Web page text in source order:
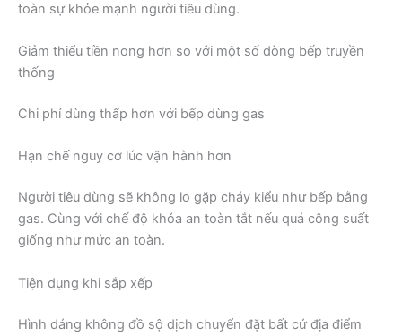
toàn sự khỏe mạnh người tiêu dùng.
Giảm thiểu tiền nong hơn so với một số dòng bếp truyền
thống
Chi phí dùng thấp hơn với bếp dùng gas
Hạn chế nguy cơ lúc vận hành hơn
Người tiêu dùng sẽ không lo gặp cháy kiểu như bếp bằng
gas. Cùng với chế độ khóa an toàn tắt nếu quá công suất
giống như mức an toàn.
Tiện dụng khi sắp xếp
Hình dáng không đồ sộ dịch chuyển đặt bất cứ địa điểm